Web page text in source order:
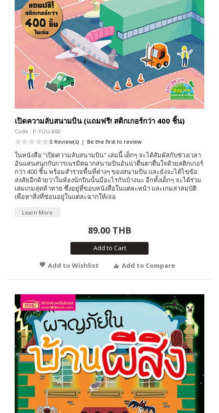
เปิดความลับสนามบิน (แถมฟรี! สติกเกอร์กว่า 400 ชิ้น)
Code : P-YOU-860
0 Review(s) | Be the first to review
ในหนังสือ "เปิดความลับสนามบิน" เล่มนี้ เด็กๆ จะได้สัมผัสกับช่วงเวลา
อันแสนสนุกกับการเนรมิตฉากสนามบินอันน่าตื่นตาตื่นใจด้วยสติกเกอร์
กว่า 400 ชิ้น พร้อมสำรวจพื้นที่ต่างๆ ของสนามบิน และยังจะได้ไขข้อ
สงสัยอีกด้วยว่าในห้องนักบินนั้นมีอะไรกันบ้างนะ อีกทั้งเด็กๆ จะได้ร่วม
เล่มเกมสุดท้าทาย ซึ่งอยู่ที่ขอบหนังสือในแต่ละหน้า และเกมล่าสมบัติ
เพื่อหาสิ่งที่ซ่อนอยู่ในแต่ละฉากให้เจอ
Learn More
89.00 THB
Add to Cart
Add to Wishlist
Add to Compare